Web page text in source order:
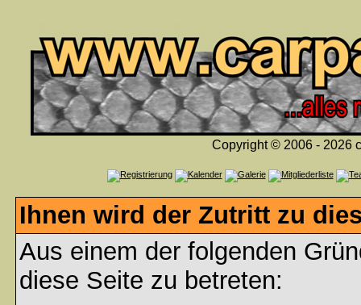
Copyright © 2006 - 2026
Ihnen wird der Zutritt zu
Aus einem der folgenden
diese Seite zu betreten: